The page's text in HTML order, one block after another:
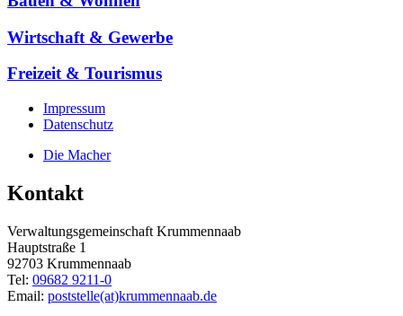
Wirtschaft & Gewerbe
Freizeit & Tourismus
Impressum
Datenschutz
Die Macher
Kontakt
Verwaltungsgemeinschaft Krummennaab
Hauptstraße 1
92703 Krummennaab
Tel: 09682 9211-0
Email: poststelle(at)krummennaab.de